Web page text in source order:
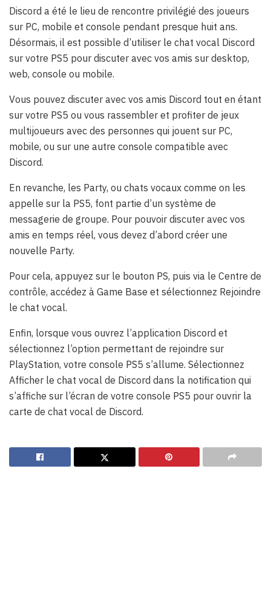
Discord a été le lieu de rencontre privilégié des joueurs
sur PC, mobile et console pendant presque huit ans.
Désormais, il est possible d’utiliser le chat vocal Discord
sur votre PS5 pour discuter avec vos amis sur desktop,
web, console ou mobile.
Vous pouvez discuter avec vos amis Discord tout en étant
sur votre PS5 ou vous rassembler et profiter de jeux
multijoueurs avec des personnes qui jouent sur PC,
mobile, ou sur une autre console compatible avec
Discord.
En revanche, les Party, ou chats vocaux comme on les
appelle sur la PS5, font partie d’un système de
messagerie de groupe. Pour pouvoir discuter avec vos
amis en temps réel, vous devez d’abord créer une
nouvelle Party.
Pour cela, appuyez sur le bouton PS, puis via le Centre de
contrôle, accédez à Game Base et sélectionnez Rejoindre
le chat vocal.
Enfin, lorsque vous ouvrez l’application Discord et
sélectionnez l’option permettant de rejoindre sur
PlayStation, votre console PS5 s’allume. Sélectionnez
Afficher le chat vocal de Discord dans la notification qui
s’affiche sur l’écran de votre console PS5 pour ouvrir la
carte de chat vocal de Discord.